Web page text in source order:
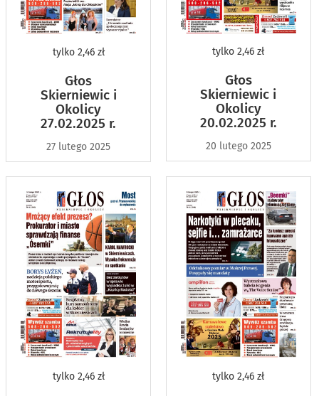
tylko2,46 zł
Głos
Skierniewic i
Okolicy
27.02.2025 r.
27 lutego 2025
tylko 2,46 zł
Głos
Skierniewic i
Okolicy
20.02.2025 r.
20 lutego 2025
tylko2,46 zł tylko 2,46 zł